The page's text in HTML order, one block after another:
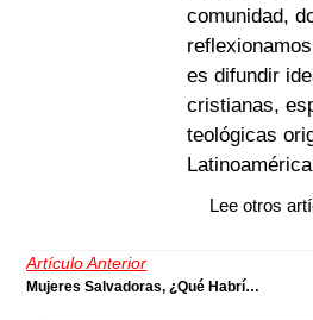
comunidad,
es difundir
cristianas,
teológicas
Lee otros
Artículo Anterior
Mujeres Salvadoras, ¿qué Habría Sido Del Éxodo Sin Ellas?